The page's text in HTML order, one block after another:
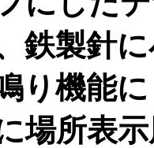
鉄製針
り機能
場所表